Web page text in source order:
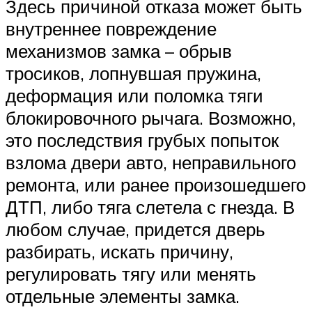
Здесь причиной отказа может быть
внутреннее повреждение
механизмов замка – обрыв
тросиков, лопнувшая пружина,
деформация или поломка тяги
блокировочного рычага. Возможно,
это последствия грубых попыток
взлома двери авто, неправильного
ремонта, или ранее произошедшего
ДТП, либо тяга слетела с гнезда. В
любом случае, придется дверь
разбирать, искать причину,
регулировать тягу или менять
отдельные элементы замка.